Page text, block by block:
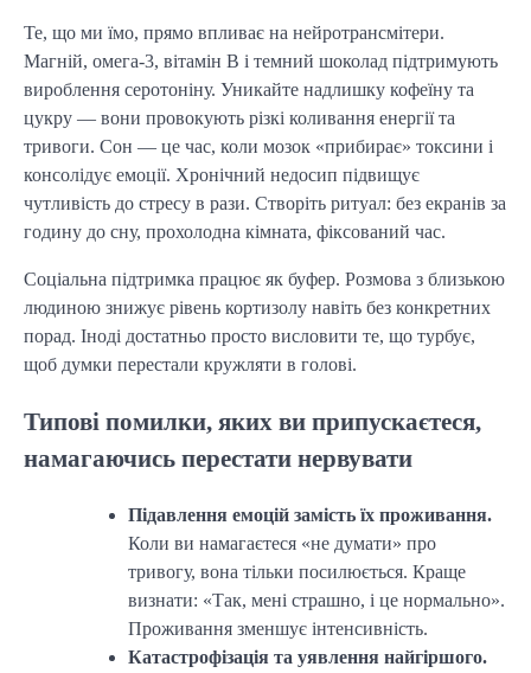
Те, що ми їмо, прямо впливає на нейротрансмітери.
Магній, омега-3, вітамін B і темний шоколад підтримують
вироблення серотоніну. Уникайте надлишку кофеїну та
цукру — вони провокують різкі коливання енергії та
тривоги. Сон — це час, коли мозок «прибирає» токсини і
консолідує емоції. Хронічний недосип підвищує
чутливість до стресу в рази. Створіть ритуал: без екранів за
годину до сну, прохолодна кімната, фіксований час.
Соціальна підтримка працює як буфер. Розмова з близькою
людиною знижує рівень кортизолу навіть без конкретних
порад. Іноді достатньо просто висловити те, що турбує,
щоб думки перестали кружляти в голові.
Типові помилки, яких ви припускаєтеся,
намагаючись перестати нервувати
Підавлення емоцій замість їх проживання.
Коли ви намагаєтеся «не думати» про
тривогу, вона тільки посилюється. Краще
визнати: «Так, мені страшно, і це нормально».
Проживання зменшує інтенсивність.
Катастрофізація та уявлення найгіршого.